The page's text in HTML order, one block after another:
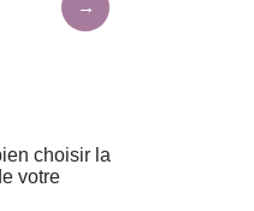
choisir la
votre